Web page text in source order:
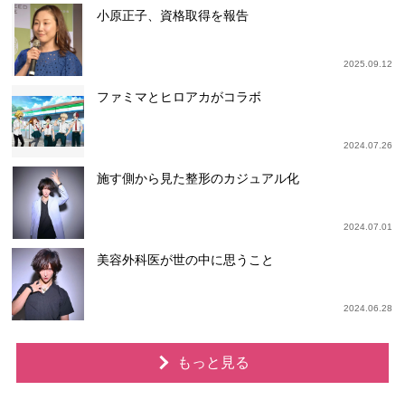
小原正子、資格取得を報告
2025.09.12
ファミマとヒロアカがコラボ
2024.07.26
施す側から見た整形のカジュアル化
2024.07.01
美容外科医が世の中に思うこと
2024.06.28
もっと見る